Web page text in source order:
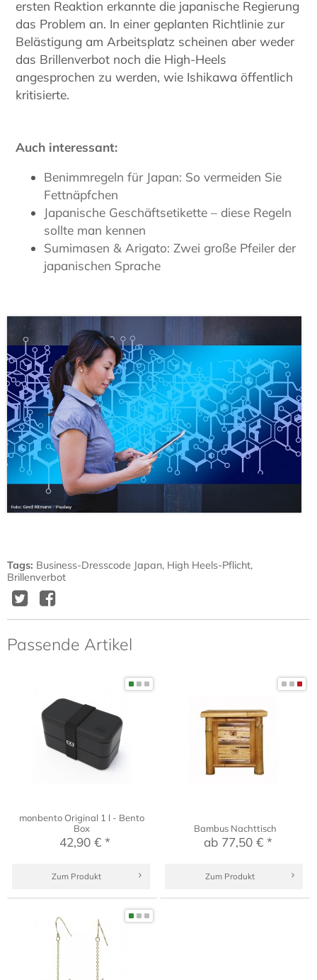
ersten Reaktion erkannte die japanische Regierung
das Problem an. In einer geplanten Richtlinie zur
Belästigung am Arbeitsplatz scheinen aber weder
das Brillenverbot noch die High-Heels
angesprochen zu werden, wie Ishikawa öffentlich
kritisierte.
Auch interessant:
Benimmregeln für Japan: So vermeiden Sie
Fettnäpfchen
Japanische Geschäftsetikette – diese Regeln
sollte man kennen
Sumimasen & Arigato: Zwei große Pfeiler der
japanischen Sprache
Tags: Business-Dresscode Japan, High Heels-Pflicht,
Brillenverbot
TwitterFacebook
Passende Artikel
monbento Original 1 l - Bento
Box
42,90 € *
Zum Produkt
Bambus Nachttisch
ab 77,50 € *
Zum Produkt